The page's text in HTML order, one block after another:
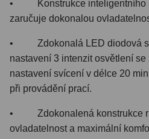
• Konstrukce inteligentního
zaručuje dokonalou
• Zdokonalá LED diodová
nastavení 3 intenzit osvětlení
nastavení svícení v délce 20
při provádění prací.
• Zdokonalená konstrukce
ovladatelnost a maximální